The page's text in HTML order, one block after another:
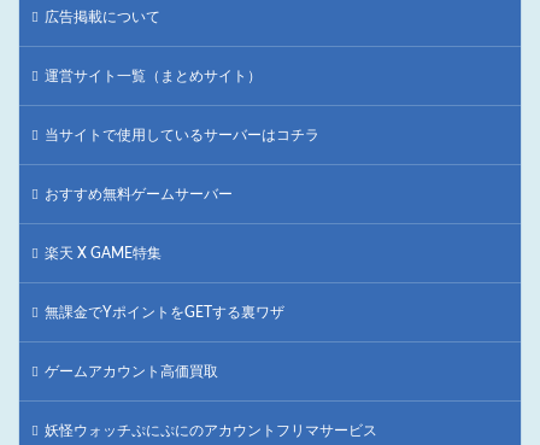
広告掲載について
運営サイト一覧（まとめサイト）
当サイトで使用しているサーバーはコチラ
おすすめ無料ゲームサーバー
楽天 X GAME特集
無課金でYポイントをGETする裏ワザ
ゲームアカウント高価買取
妖怪ウォッチぷにぷにのアカウントフリマサービス